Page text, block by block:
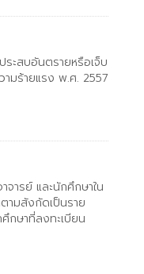
ะสบอันตรายหรือเจ็บ
ามร้ายแรง พ.ศ. 2557
จารย์ และนักศึกษาใน
ามสังกัดเป็นราย
กษาที่ลงทะเบียน